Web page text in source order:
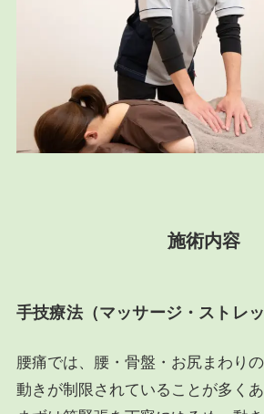
施術内容
手技療法（マッサージ・ストレッ
腰痛では、腰・骨盤・お尻まわり
動きが制限されていることが多くあ